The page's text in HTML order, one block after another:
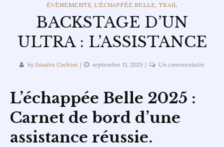
CATEGORIES
ÉVÈNEMENTS L'ÉCHAPPÉE BELLE TRAIL
BACKSTAGE D’UN
ULTRA : L’ASSISTANCE
by Sandra Cochini septembre 15, 2025 Un commentaire
L’échappée Belle 2025 :
Carnet de bord d’une
assistance réussie.